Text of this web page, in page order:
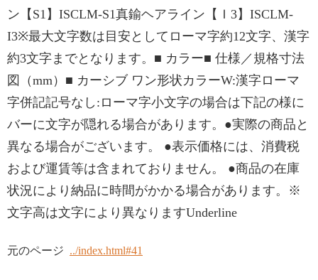
ン【S1】ISCLM-S1真鍮ヘアライン【Ｉ3】ISCLM-
I3※最大文字数は目安としてローマ字約12文字、漢字
約3文字までとなります。■ カラー■ 仕様／規格寸法
図（mm）■ カーシブ ワン形状カラーW:漢字ローマ
字併記記号なし:ローマ字小文字の場合は下記の様に
バーに文字が隠れる場合があります。●実際の商品と
異なる場合がございます。 ●表示価格には、消費税
および運賃等は含まれておりません。 ●商品の在庫
状況により納品に時間がかかる場合があります。※
文字高は文字により異なりますUnderline
元のページ ../index.html#41